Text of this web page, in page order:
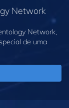
Network
Network,
de uma